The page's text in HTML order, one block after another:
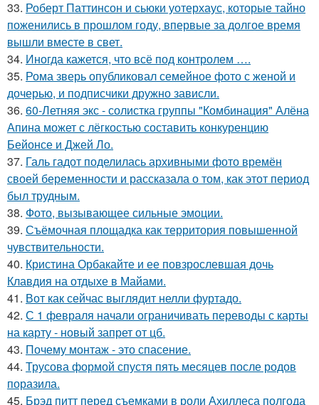
33. Роберт Паттинсон и сьюки уотерхаус, которые тайно
поженились в прошлом году, впервые за долгое время
вышли вместе в свет.
34. Иногда кажется, что всё под контролем ….
35. Рома зверь опубликовал семейное фото с женой и
дочерью, и подписчики дружно зависли.
36. 60-Летняя экс - солистка группы "Комбинация" Алёна
Апина может с лёгкостью составить конкуренцию
Бейонсе и Джей Ло.
37. Галь гадот поделилась архивными фото времён
своей беременности и рассказала о том, как этот период
был трудным.
38. Фото, вызывающее сильные эмоции.
39. Съёмочная площадка как территория повышенной
чувствительности.
40. Кристина Орбакайте и ее повзрослевшая дочь
Клавдия на отдыхе в Майами.
41. Вот как сейчас выглядит нелли фуртадо.
42. С 1 февраля начали ограничивать переводы с карты
на карту - новый запрет от цб.
43. Почему монтаж - это спасение.
44. Трусова формой спустя пять месяцев после родов
поразила.
45. Брэд питт перед съемками в роли Ахиллеса полгода